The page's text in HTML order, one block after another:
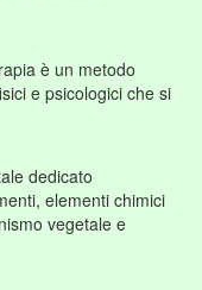
è un metodo
e psicologici che si
dedicato
elementi chimici
vegetale e